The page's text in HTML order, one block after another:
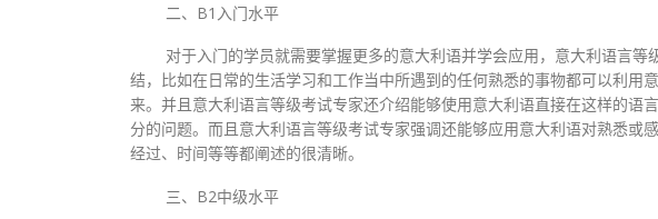
二、B1入门水平
对于入门的学员就需要掌握更多的意大利语并学会应用，意大利语言
结，比如在日常的生活学习和工作当中所遇到的任何熟悉的事物都可以利用
来。并且意大利语言等级考试专家还介绍能够使用意大利语直接在这样的语
分的问题。而且意大利语言等级考试专家强调还能够应用意大利语对熟悉或
经过、时间等等都阐述的很清晰。
三、B2中级水平